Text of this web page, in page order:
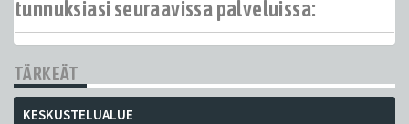
tunnuksiasi seuraavissa palveluissa:
TÄRKEÄT
KESKUSTELUALUE